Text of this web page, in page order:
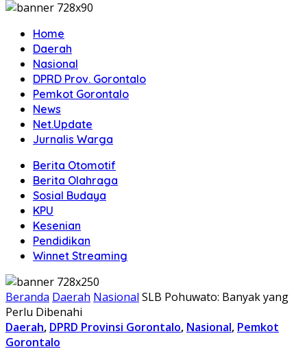
Home
Daerah
Nasional
DPRD Prov. Gorontalo
Pemkot Gorontalo
News
Net.Update
Jurnalis Warga
Berita Otomotif
Berita Olahraga
Sosial Budaya
KPU
Kesenian
Pendidikan
Winnet Streaming
Beranda Daerah Nasional SLB Pohuwato: Banyak yang
Perlu Dibenahi
Daerah, DPRD Provinsi Gorontalo, Nasional, Pemkot
Gorontalo